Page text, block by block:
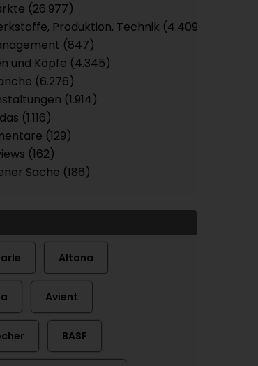
(26.977)
Produktion, Technik (4.409)
(847)
und Köpfe (4.345)
(6.276)
(1.914)
(1.116)
(129)
(162)
Sache (186)
Altana
Avient
BASF